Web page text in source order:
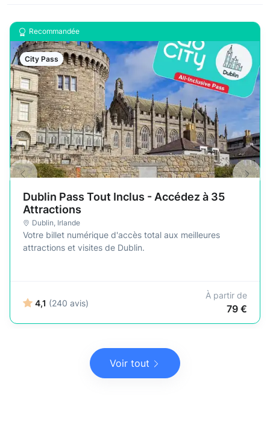
Recommandée
City Pass
Dublin Pass Tout Inclus - Accédez à 35
Attractions
Dublin, Irlande
Votre billet numérique d'accès total aux meilleures
attractions et visites de Dublin.
4,1 (240 avis)
À partir de
79 €
Voir tout